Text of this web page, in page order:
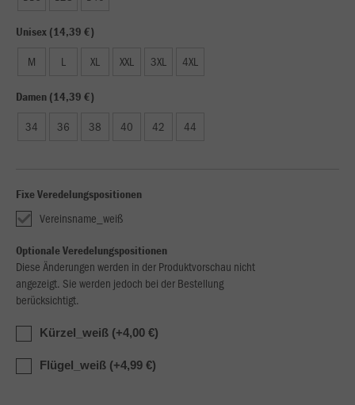
Unisex (14,39 €)
M L XL XXL 3XL 4XL
Damen (14,39 €)
34 36 38 40 42 44
Fixe Veredelungspositionen
Vereinsname_weiß
Optionale Veredelungspositionen
Diese Änderungen werden in der Produktvorschau nicht
angezeigt. Sie werden jedoch bei der Bestellung
berücksichtigt.
Kürzel_weiß (+4,00 €)
Flügel_weiß (+4,99 €)